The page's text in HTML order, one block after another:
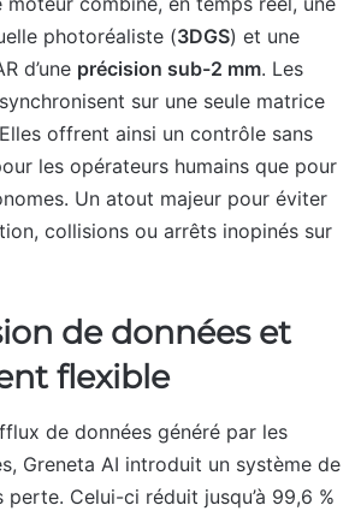
photoréaliste (3DGS) et une
d’une précision sub-2 mm. Les
sur une seule matrice
offrent ainsi un contrôle sans
les opérateurs humains que pour
Un atout majeur pour éviter
collisions ou arrêts inopinés sur
de données et
flexible
de données généré par les
Greneta AI introduit un système de
perte. Celui-ci réduit jusqu’à 99,6 %